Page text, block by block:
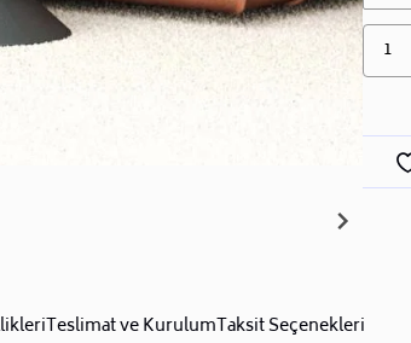
1
Teslimat ve KurulumTaksit Seçenekleri